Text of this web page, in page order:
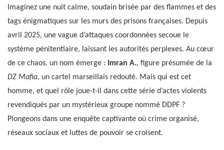
Imaginez une nuit calme, soudain brisée par des flammes et des
tags énigmatiques sur les murs des prisons françaises. Depuis
avril 2025, une vague d’attaques coordonnées secoue le
système pénitentiaire, laissant les autorités perplexes. Au cœur
de ce chaos, un nom émerge :
Imran A., figure présumée de la
DZ Mafia, un cartel marseillais redouté. Mais qui est cet
homme, et quel rôle joue-t-il dans cette série d’actes violents
revendiqués par un mystérieux groupe nommé DDPF ?
Plongeons dans une enquête captivante où crime organisé,
réseaux sociaux et luttes de pouvoir se croisent.